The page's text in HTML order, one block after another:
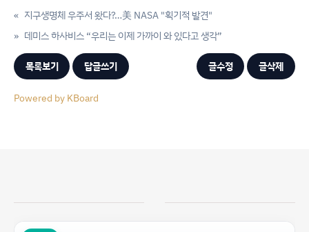
« 지구생명체 우주서 왔다?…美 NASA "획기적 발견"
데미스 하사비스 “우리는 이제 가까이 와 있다고 생각”
»
목록보기 답글쓰기 글수정 글삭제
Powered by KBoard